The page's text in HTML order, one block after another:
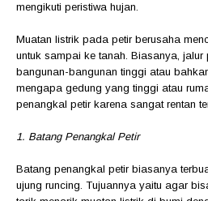
mengikuti peristiwa hujan.
Muatan listrik pada petir berusaha
untuk sampai ke tanah. Biasanya,
bangunan-bangunan tinggi atau
mengapa gedung yang tinggi atau
penangkal petir karena sangat rentan
1. Batang Penangkal Petir
Batang penangkal petir biasanya
ujung runcing. Tujuannya yaitu agar